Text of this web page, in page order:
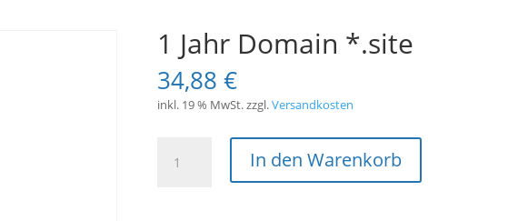
1 Jahr Domain *.site
34,88 €
inkl. 19 % MwSt. zzgl.Versandkosten
Jahr
In den Warenkorb